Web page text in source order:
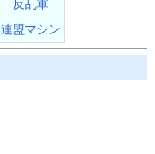
反乱軍
連盟マシン